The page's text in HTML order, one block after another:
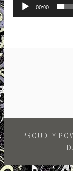
00:00
PROUDLY